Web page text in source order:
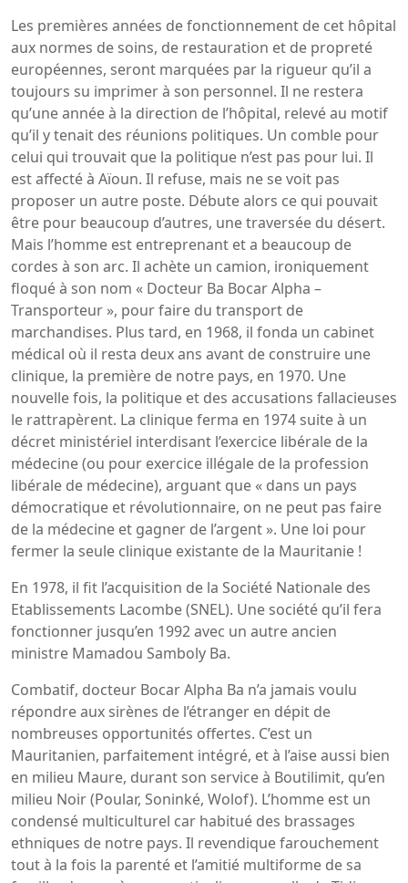
Les premières années de fonctionnement de cet hôpital
aux normes de soins, de restauration et de propreté
européennes, seront marquées par la rigueur qu’il a
toujours su imprimer à son personnel. Il ne restera
qu’une année à la direction de l’hôpital, relevé au motif
qu’il y tenait des réunions politiques. Un comble pour
celui qui trouvait que la politique n’est pas pour lui. Il
est affecté à Aïoun. Il refuse, mais ne se voit pas
proposer un autre poste. Débute alors ce qui pouvait
être pour beaucoup d’autres, une traversée du désert.
Mais l’homme est entreprenant et a beaucoup de
cordes à son arc. Il achète un camion, ironiquement
floqué à son nom « Docteur Ba Bocar Alpha –
Transporteur », pour faire du transport de
marchandises. Plus tard, en 1968, il fonda un cabinet
médical où il resta deux ans avant de construire une
clinique, la première de notre pays, en 1970. Une
nouvelle fois, la politique et des accusations fallacieuses
le rattrapèrent. La clinique ferma en 1974 suite à un
décret ministériel interdisant l’exercice libérale de la
médecine (ou pour exercice illégale de la profession
libérale de médecine), arguant que « dans un pays
démocratique et révolutionnaire, on ne peut pas faire
de la médecine et gagner de l’argent ». Une loi pour
fermer la seule clinique existante de la Mauritanie !
En 1978, il fit l’acquisition de la Société Nationale des
Etablissements Lacombe (SNEL). Une société qu’il fera
fonctionner jusqu’en 1992 avec un autre ancien
ministre Mamadou Samboly Ba.
Combatif, docteur Bocar Alpha Ba n’a jamais voulu
répondre aux sirènes de l’étranger en dépit de
nombreuses opportunités offertes. C’est un
Mauritanien, parfaitement intégré, et à l’aise aussi bien
en milieu Maure, durant son service à Boutilimit, qu’en
milieu Noir (Poular, Soninké, Wolof). L’homme est un
condensé multiculturel car habitué des brassages
ethniques de notre pays. Il revendique farouchement
tout à la fois la parenté et l’amitié multiforme de sa